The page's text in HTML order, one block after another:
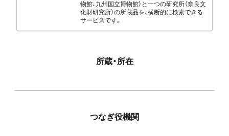
物館、九州国立博物館）と一つの研究所（奈良文
化財研究所）の所蔵品を、横断的に検索できる
サービスです。
所蔵・所在
つなぎ役機関